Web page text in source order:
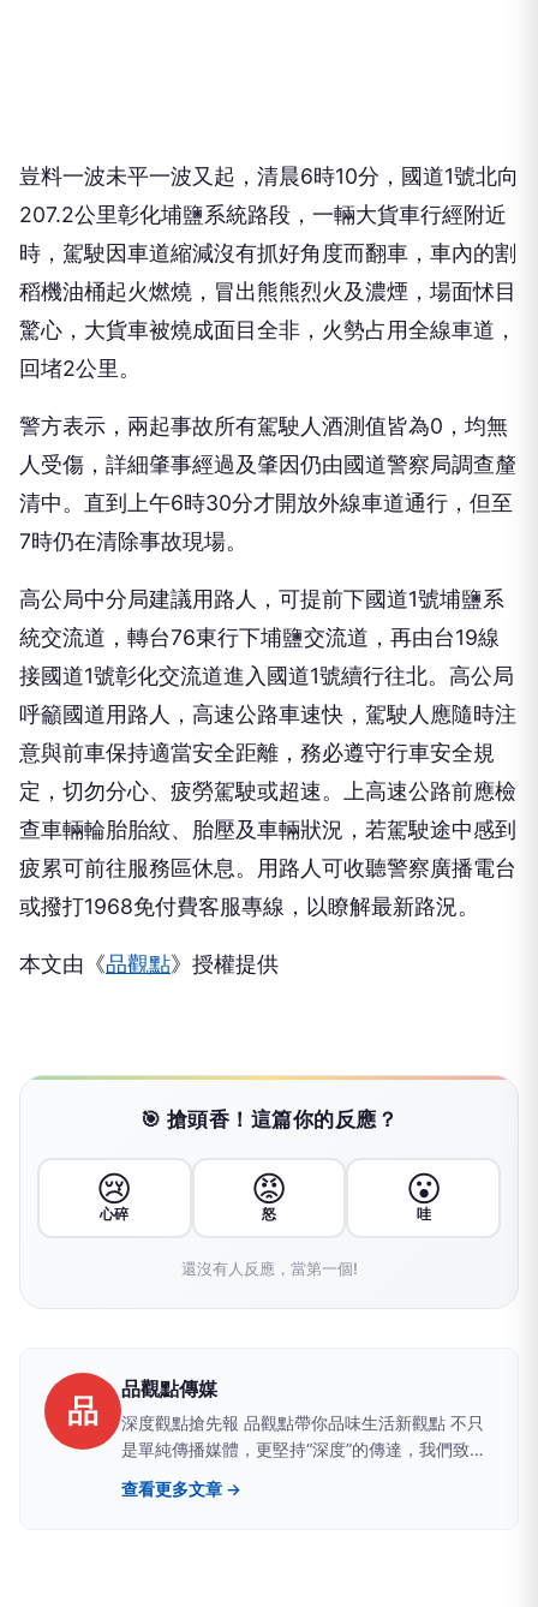
豈料一波未平一波又起，清晨6時10分，國道1號北向
207.2公里彰化埔鹽系統路段，一輛大貨車行經附近
時，駕駛因車道縮減沒有抓好角度而翻車，車內的割
稻機油桶起火燃燒，冒出熊熊烈火及濃煙，場面怵目
驚心，大貨車被燒成面目全非，火勢占用全線車道，
回堵2公里。
警方表示，兩起事故所有駕駛人酒測值皆為0，均無
人受傷，詳細肇事經過及肇因仍由國道警察局調查釐
清中。直到上午6時30分才開放外線車道通行，但至
7時仍在清除事故現場。
高公局中分局建議用路人，可提前下國道1號埔鹽系
統交流道，轉台76東行下埔鹽交流道，再由台19線
接國道1號彰化交流道進入國道1號續行往北。高公局
呼籲國道用路人，高速公路車速快，駕駛人應隨時注
意與前車保持適當安全距離，務必遵守行車安全規
定，切勿分心、疲勞駕駛或超速。上高速公路前應檢
查車輛輪胎胎紋、胎壓及車輛狀況，若駕駛途中感到
疲累可前往服務區休息。用路人可收聽警察廣播電台
或撥打1968免付費客服專線，以瞭解最新路況。
本文由《品觀點》授權提供
🎯 搶頭香！這篇你的反應？
😢
心碎
😡
怒
😮
哇
還沒有人反應，當第一個!
品
品觀點傳媒
深度觀點搶先報 品觀點帶你品味生活新觀點 不只
是單純傳播媒體，更堅持“深度”的傳達，我們致力
於建立一個具有品質、品味、品行，值得信任的媒
體品牌。聚焦時事議題提供有品、有價值且白色中
查看更多文章 →